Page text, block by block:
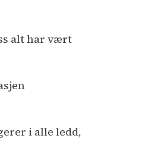
alt har vært
i alle ledd,